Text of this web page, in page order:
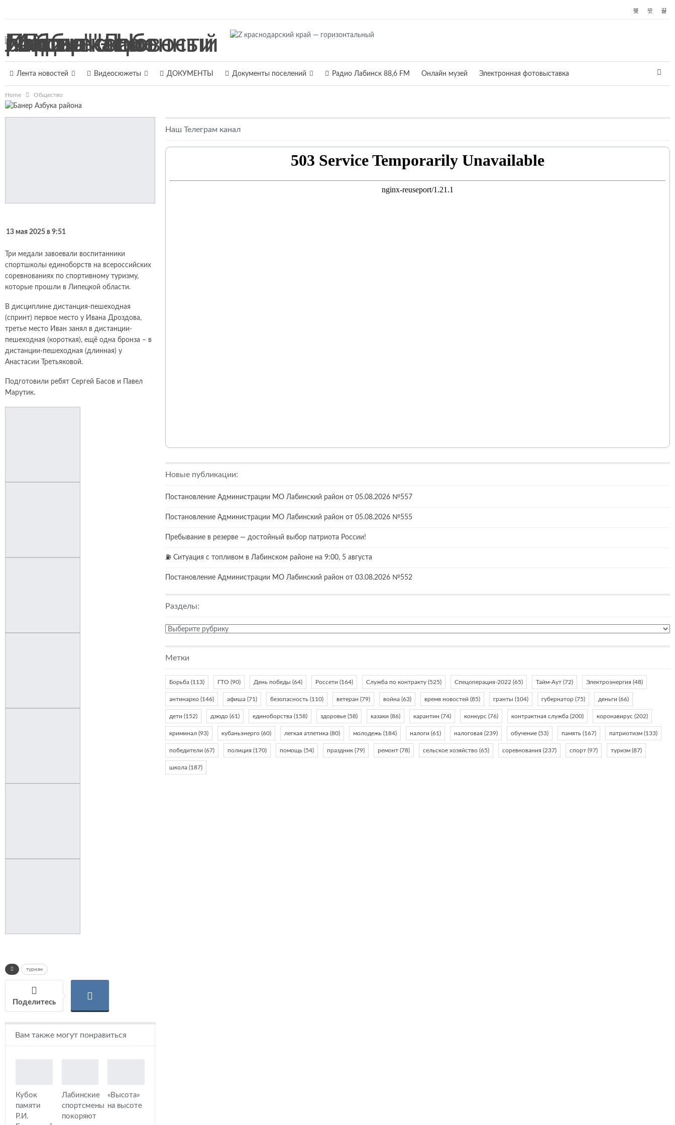
Лента новостей Видеосюжеты ДОКУМЕНТЫ Документы поселений Радио Лабинск 88,6 FM Онлайн музей Электронная фотовыставка
Home Общество
13 мая 2025 в 9:51
Три медали завоевали воспитанники
спортшколы единоборств на всероссийских
соревнованиях по спортивному туризму,
которые прошли в Липецкой области.
В дисциплине дистанция-пешеходная
(спринт) первое место у Ивана Дроздова,
третье место Иван занял в дистанции-
пешеходная (короткая), ещё одна бронза – в
дистанции-пешеходная (длинная) у
Анастасии Третьяковой.
Подготовили ребят Сергей Басов и Павел
Марутик.
туризм
Поделитесь
Вам также могут понравиться
Кубок
памяти
Р.И.
Лабинские
спортсмены
покоряют
«Высота»
на высоте
Наш Телеграм канал
Новые публикации:
Постановление Администрации МО Лабинский район от 05.08.2026 №557
Постановление Администрации МО Лабинский район от 05.08.2026 №555
Пребывание в резерве — достойный выбор патриота России!
⛽️ Ситуация с топливом в Лабинском районе на 9:00, 5 августа
Постановление Администрации МО Лабинский район от 03.08.2026 №552
Разделы:
Разделы:
Метки
Борьба (113) ГТО (90) День победы (64) Россети (164) Служба по контракту (525) Спецоперация-2022 (65) Тайм-Аут (72) Электроэнергия (48)
антинарко (146) афиша (71) безопасность (110) ветеран (79) война (63) время новостей (85) гранты (104) губернатор (75) деньги (66)
дети (152) дзюдо (61) единоборства (158) здоровье (58) казаки (86) карантин (74) конкурс (76) контрактная служба (200) коронавирус (202)
криминал (93) кубаньэнерго (60) легкая атлетика (80) молодежь (184) налоги (61) налоговая (239) обучение (53) память (167) патриотизм (133)
победители (67) полиция (170) помощь (54) праздник (79) ремонт (78) сельское хозяйство (65) соревнования (237) спорт (97) туризм (87)
школа (187)